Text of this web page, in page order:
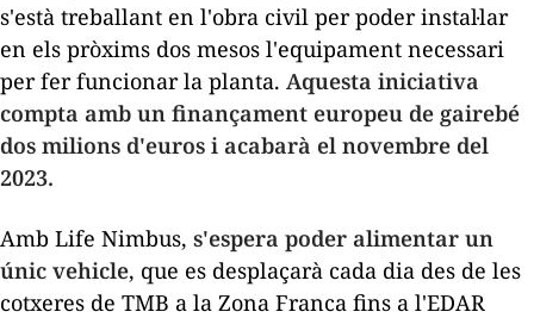
s'està treballant en l'obra civil per poder instal·lar
en els pròxims dos mesos l'equipament necessari
per fer funcionar la planta. Aquesta iniciativa
compta amb un finançament europeu de gairebé
dos milions d'euros i acabarà el novembre del
2023.
Amb Life Nimbus, s'espera poder alimentar un
únic vehicle, que es desplaçarà cada dia des de les
cotxeres de TMB a la Zona Franca fins a l'EDAR